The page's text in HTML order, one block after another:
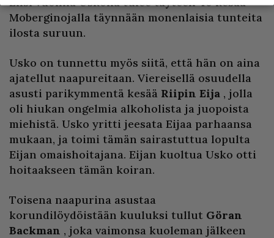
Moberginojalla täynnään monenlaisia tunteita
ilosta suruun.
Usko on tunnettu myös siitä, että hän on aina
ajatellut naapureitaan. Viereisellä osuudella
asusti parikymmentä kesää Riipin Eija , jolla
oli hiukan ongelmia alkoholista ja juopoista
miehistä. Usko yritti jeesata Eijaa parhaansa
mukaan, ja toimi tämän sairastuttua lopulta
Eijan omaishoitajana. Eijan kuoltua Usko otti
hoitaakseen tämän koiran.
Toisena naapurina asustaa
korundilöydöistään kuuluksi tullut Göran
Backman , joka vaimonsa kuoleman jälkeen